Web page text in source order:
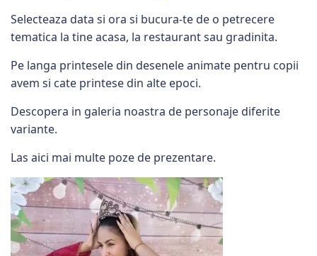
Selecteaza data si ora si bucura-te de o petrecere
tematica la tine acasa, la restaurant sau gradinita.
Pe langa printesele din desenele animate pentru copii
avem si cate printese din alte epoci.
Descopera in galeria noastra de personaje diferite
variante.
Las aici mai multe poze de prezentare.